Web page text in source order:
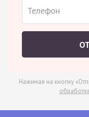
Нажимая на кнопку